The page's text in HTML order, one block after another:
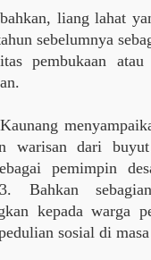
liang lahat
sebelumnya
pembukaan
warisan dari
pemimpin
Bahkan
kepada warga
sosial di